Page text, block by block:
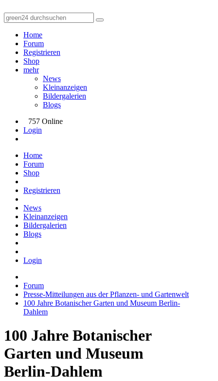
Home
Forum
Registrieren
Shop
mehr
News
Kleinanzeigen
Bildergalerien
Blogs
757 Online
Login
Home
Forum
Shop
Registrieren
News
Kleinanzeigen
Bildergalerien
Blogs
Login
Forum
Presse-Mitteilungen aus der Pflanzen- und Gartenwelt
100 Jahre Botanischer Garten und Museum Berlin-
Dahlem
100 Jahre Botanischer
Garten und Museum
Berlin-Dahlem